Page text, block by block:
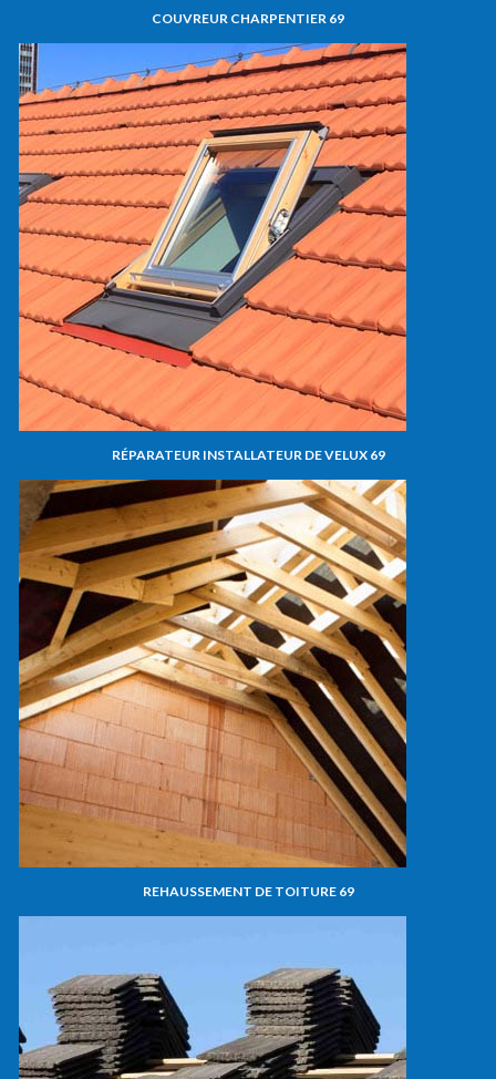
COUVREUR CHARPENTIER 69
RÉPARATEUR INSTALLATEUR DE VELUX 69
REHAUSSEMENT DE TOITURE 69